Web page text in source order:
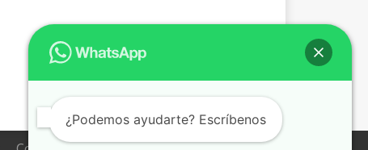
¿Podemos ayudarte? Escríbenos